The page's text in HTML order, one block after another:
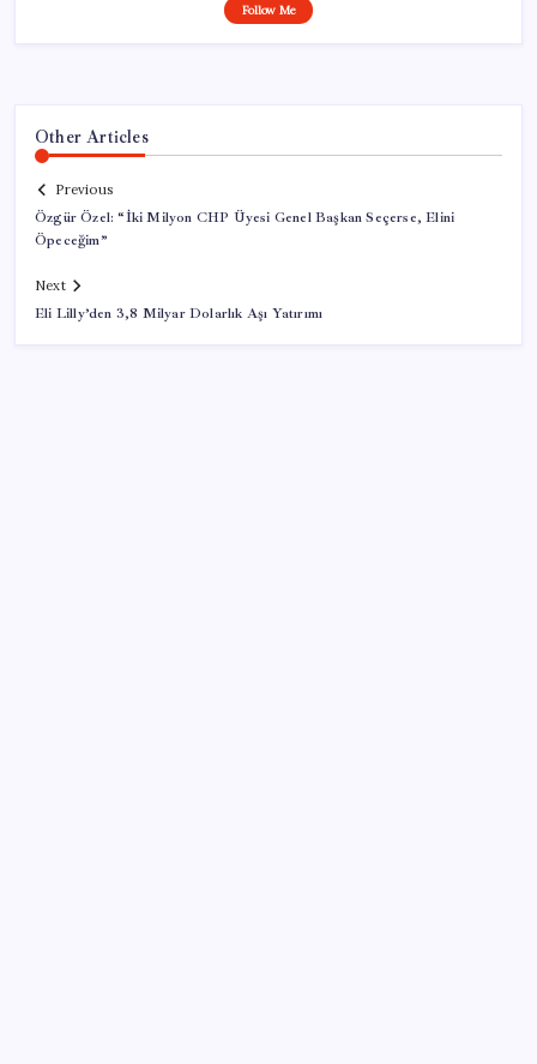
Follow Me
Other Articles
Previous
Özgür Özel: “İki Milyon CHP Üyesi Genel Başkan Seçerse, Elini
Öpeceğim”
Next
Eli Lilly’den 3,8 Milyar Dolarlık Aşı Yatırımı